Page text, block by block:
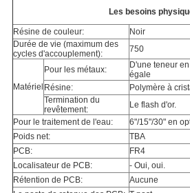
Les besoins
Résine de couleur:
Noir
Durée de vie (maximum des
cycles d'accouplement):
750
Matériel
Pour les métaux:
D'une teneur
égale
Résine:
Polymère à
Termination du
revêtement:
Le flash d'or.
Pour le traitement de l'eau:
6"/15"/30" en
Poids net:
TBA
PCB:
FR4
Localisateur de PCB:
- Oui, oui.
Rétention de PCB:
Aucune